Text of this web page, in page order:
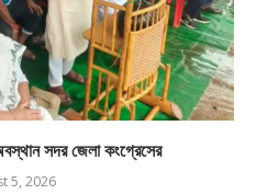
সদর জেলা কংগ্রেসের
5, 2026